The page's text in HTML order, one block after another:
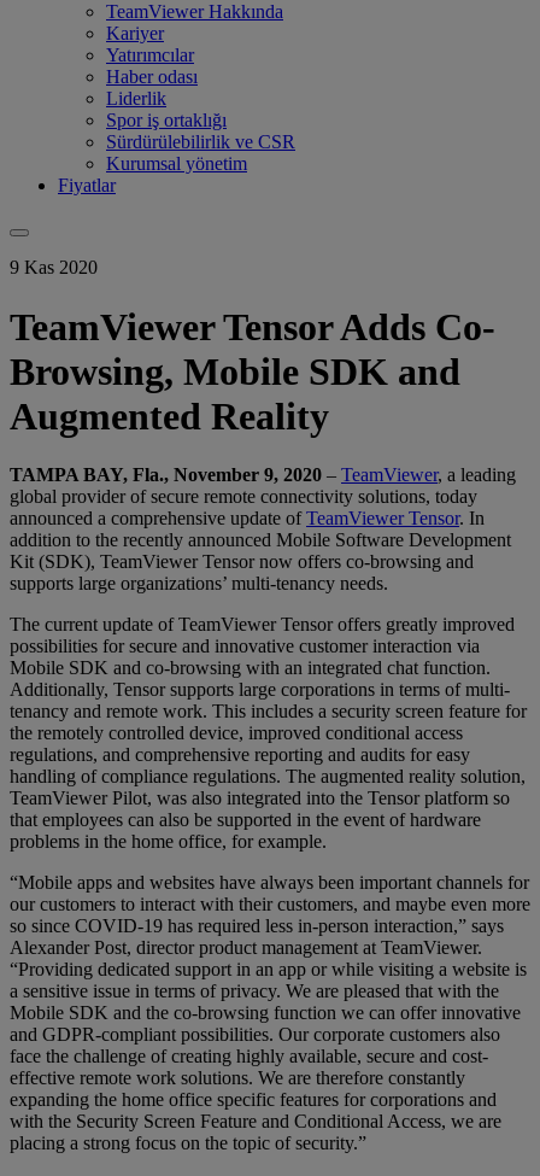
TeamViewer Hakkında
Kariyer
Yatırımcılar
Haber odası
Liderlik
Spor iş ortaklığı
Sürdürülebilirlik ve CSR
Kurumsal yönetim
Fiyatlar
9 Kas 2020
TeamViewer Tensor Adds Co-
Browsing, Mobile SDK and
Augmented Reality
TAMPA BAY, Fla., November 9, 2020 – TeamViewer, a leading
global provider of secure remote connectivity solutions, today
announced a comprehensive update ofTeamViewer Tensor. In
addition to the recently announced Mobile Software Development
Kit (SDK), TeamViewer Tensor now offers co-browsing and
supports large organizations’ multi-tenancy needs.
The current update of TeamViewer Tensor offers greatly improved
possibilities for secure and innovative customer interaction via
Mobile SDK and co-browsing with an integrated chat function.
Additionally, Tensor supports large corporations in terms of multi-
tenancy and remote work. This includes a security screen feature for
the remotely controlled device, improved conditional access
regulations, and comprehensive reporting and audits for easy
handling of compliance regulations. The augmented reality solution,
TeamViewer Pilot, was also integrated into the Tensor platform so
that employees can also be supported in the event of hardware
problems in the home office, for example.
“Mobile apps and websites have always been important channels for
our customers to interact with their customers, and maybe even more
so since COVID-19 has required less in-person interaction,” says
Alexander Post, director product management at TeamViewer.
“Providing dedicated support in an app or while visiting a website is
a sensitive issue in terms of privacy. We are pleased that with the
Mobile SDK and the co-browsing function we can offer innovative
and GDPR-compliant possibilities. Our corporate customers also
face the challenge of creating highly available, secure and cost-
effective remote work solutions. We are therefore constantly
expanding the home office specific features for corporations and
with the Security Screen Feature and Conditional Access, we are
placing a strong focus on the topic of security.”